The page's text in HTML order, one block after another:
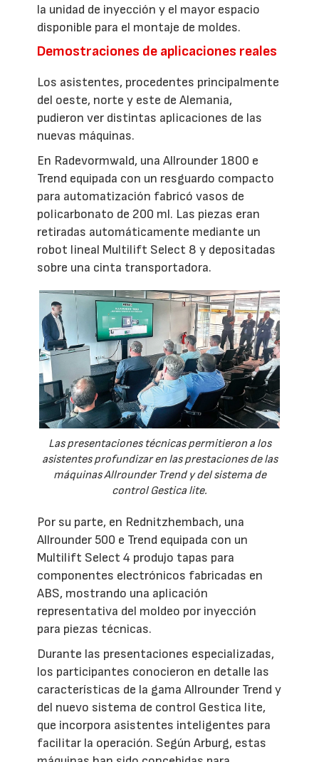
la unidad de inyección y el mayor espacio
disponible para el montaje de moldes.
Demostraciones de aplicaciones reales
Los asistentes, procedentes principalmente
del oeste, norte y este de Alemania,
pudieron ver distintas aplicaciones de las
nuevas máquinas.
En Radevormwald, una Allrounder 1800 e
Trend equipada con un resguardo compacto
para automatización fabricó vasos de
policarbonato de 200 ml. Las piezas eran
retiradas automáticamente mediante un
robot lineal Multilift Select 8 y depositadas
sobre una cinta transportadora.
Las presentaciones técnicas permitieron a los
asistentes profundizar en las prestaciones de las
máquinas Allrounder Trend y del sistema de
control Gestica lite.
Por su parte, en Rednitzhembach, una
Allrounder 500 e Trend equipada con un
Multilift Select 4 produjo tapas para
componentes electrónicos fabricadas en
ABS, mostrando una aplicación
representativa del moldeo por inyección
para piezas técnicas.
Durante las presentaciones especializadas,
los participantes conocieron en detalle las
características de la gama Allrounder Trend y
del nuevo sistema de control Gestica lite,
que incorpora asistentes inteligentes para
facilitar la operación. Según Arburg, estas